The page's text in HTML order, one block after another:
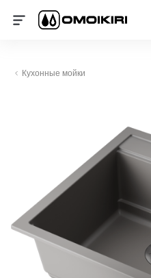
Кухонные мойки